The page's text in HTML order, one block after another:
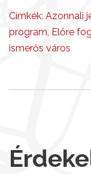
Címkék: Azonnali
program, Előre
ismerős város